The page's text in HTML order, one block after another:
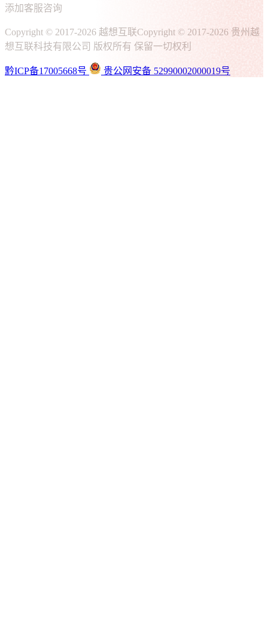
添加客服咨询
Copyright © 2017-2026 越想互联Copyright © 2017-2026 贵州越
想互联科技有限公司 版权所有 保留一切权利
黔ICP备17005668号 贵公网安备 52990002000019号